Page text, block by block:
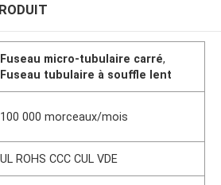
Fuseau micro-tubulaire carré,
Fuseau tubulaire à souffle lent
100 000 morceaux/mois
UL ROHS CCC CUL VDE